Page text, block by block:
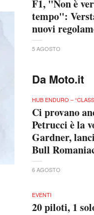
F1, "Non è
tempo":
nuovi
5 AGOSTO
Da Moto.it
HUB ENDURO –
Ci provano
Petrucci è la
Gardner,
Bull
6 AGOSTO
EVENTI
20 piloti, 1